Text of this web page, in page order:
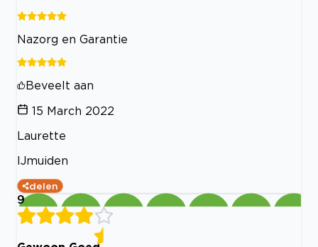
Nazorg en Garantie
Beveelt aan
15 March 2022
Laurette
IJmuiden
delen
9